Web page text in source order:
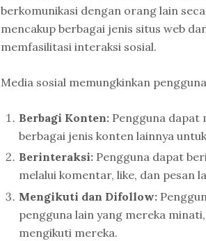
berkomunikasi dengan orang lain
mencakup berbagai jenis situs web
memfasilitasi interaksi sosial.
Media sosial memungkinkan
Berbagi Konten:Pengguna dapat
berbagai jenis konten lainnya
Berinteraksi:Pengguna dapat
melalui komentar, like, dan pesan
Mengikuti dan Difollow:
pengguna lain yang mereka
mengikuti mereka.